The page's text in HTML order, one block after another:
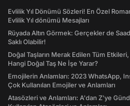
Evlilik Yıl Dönümü Sözleri! En Özel
Evlilik Yıl dönümü Mesajları
Rüyada Altın Görmek: Gerçekler de
Saklı Olabilir!
Doğal Taşların Merak Edilen Tüm
Hangi Doğal Taş Ne İşe Yarar?
Emojilerin Anlamları: 2023 WhatsApp,
Çok Kullanılan Emojiler ve Anlamları
Atasözleri ve Anlamları: A'dan Z'ye